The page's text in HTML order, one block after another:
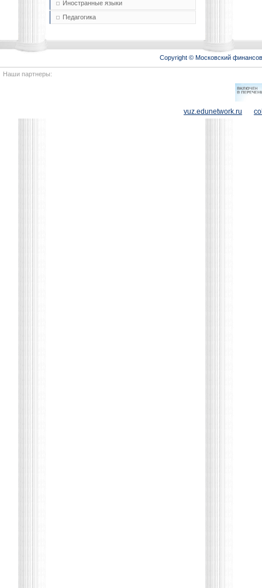
Иностранные языки
Педагогика
Copyright © Московский
Наши партнеры:
vuz.edunetwork.ru